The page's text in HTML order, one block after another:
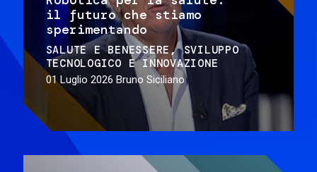
il futuro che stiamo
sperimentando
SALUTE E BENESSERE
SVILUPPO
TECNOLOGICO E INNOVAZIONE
01 Luglio 2026 Bruno Siciliano